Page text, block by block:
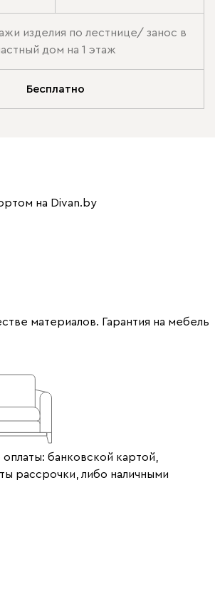
изделия по лестнице/ занос в
дом на 1 этаж
Бесплатно
на Divan.by
материалов. Гарантия на мебель
банковской картой,
рассрочки, либо наличными